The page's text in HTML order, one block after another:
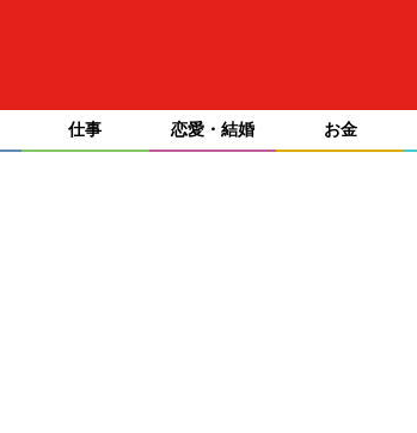
仕事 恋愛・結婚 お金